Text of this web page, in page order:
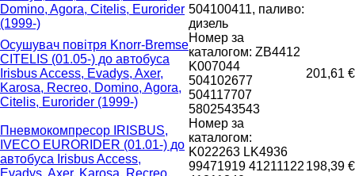
Domino, Agora, Citelis, Eurorider
(1999-)
504100411, паливо:
дизель
Осушувач повітря Knorr-Bremse
CITELIS (01.05-) до автобуса
Irisbus Access, Evadys, Axer,
Karosa, Recreo, Domino, Agora,
Citelis, Eurorider (1999-)
Номер за
каталогом: ZB4412
K007044
504102677
504117707
5802543543
201,61 €
Пневмокомпресор IRISBUS,
IVECO EURORIDER (01.01-) до
автобуса Irisbus Access,
Номер за
каталогом:
K022263 LK4936
99471919 41211122198,39 €